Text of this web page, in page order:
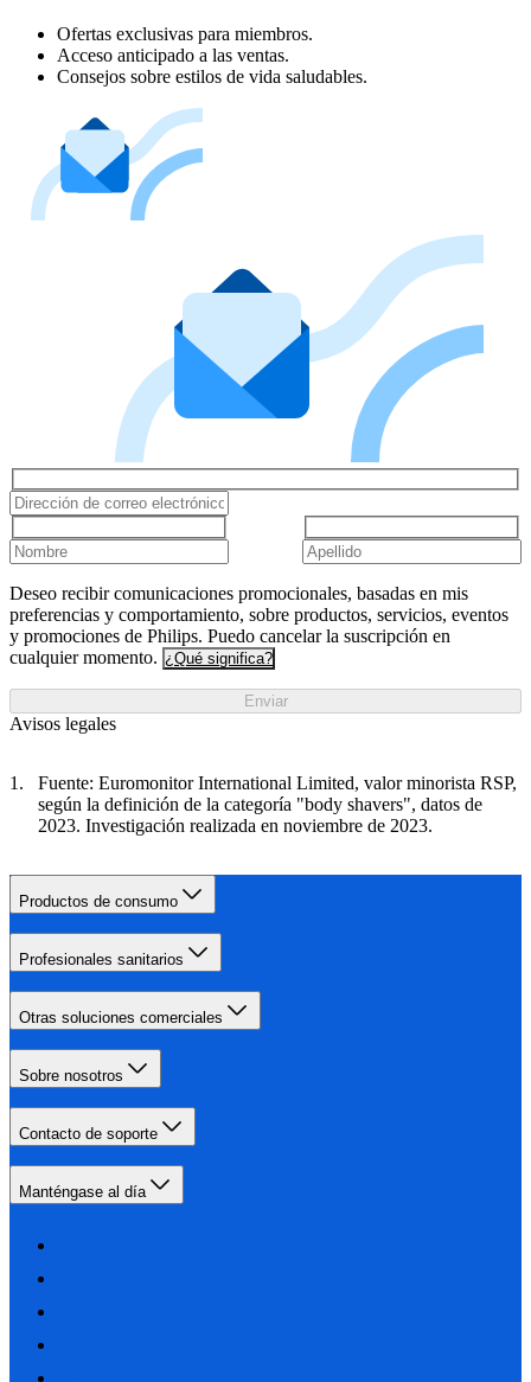
Ofertas exclusivas para miembros.
Acceso anticipado a las ventas.
Consejos sobre estilos de vida saludables.
Deseo recibir comunicaciones promocionales, basadas en mis
preferencias y comportamiento, sobre productos, servicios, eventos
y promociones de Philips. Puedo cancelar la suscripción en
cualquier momento. ¿Qué significa?
Enviar
Avisos legales
Fuente: Euromonitor International Limited, valor minorista RSP,
según la definición de la categoría "body shavers", datos de
2023. Investigación realizada en noviembre de 2023.
Productos de consumo
Profesionales sanitarios
Otras soluciones comerciales
Sobre nosotros
Contacto de soporte
Manténgase al día